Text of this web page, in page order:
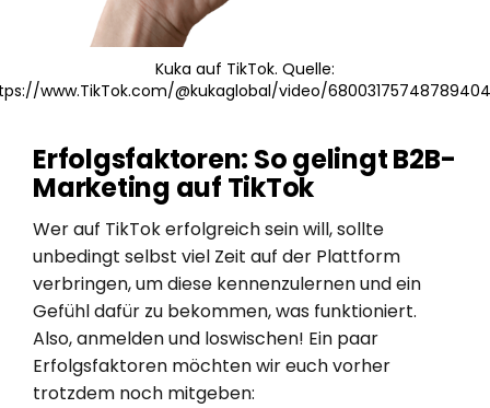
Kuka auf TikTok. Quelle:
www.TikTok.com/@kukaglobal/video/
Erfolgsfaktoren: So gelingt B2B-
Marketing auf TikTok
Wer auf TikTok erfolgreich sein will, sollte
unbedingt selbst viel Zeit auf der Plattform
verbringen, um diese kennenzulernen und ein
Gefühl dafür zu bekommen, was funktioniert.
Also, anmelden und loswischen! Ein paar
Erfolgsfaktoren möchten wir euch vorher
trotzdem noch mitgeben: